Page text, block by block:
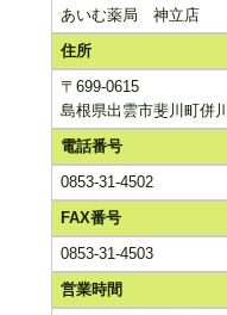
あいむ薬局 神立店
住所
〒699-0615
島根県出雲市斐川町併
電話番号
0853-31-4502
FAX番号
0853-31-4503
営業時間